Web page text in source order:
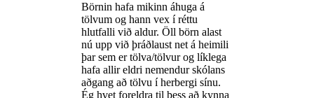
Börnin hafa mikinn áhuga á
tölvum og hann vex í réttu
hlutfalli við aldur. Öll börn alast
nú upp við þráðlaust net á heimili
þar sem er tölva/tölvur og líklega
hafa allir eldri nemendur skólans
aðgang að tölvu í herbergi sínu.
Ég hvet foreldra til þess að kynna